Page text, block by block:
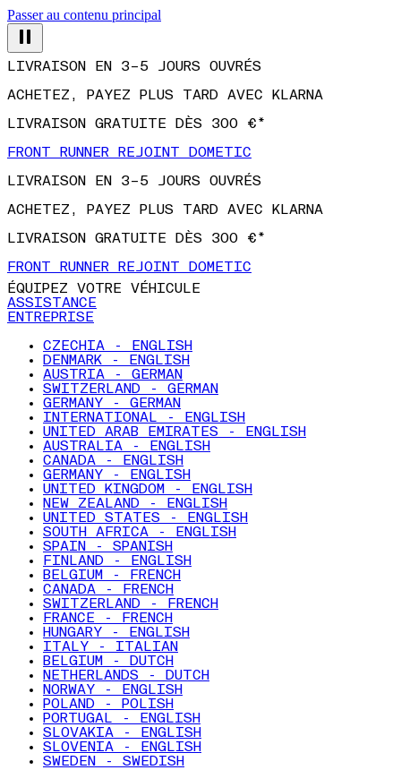
Passer au contenu principal
ACHETEZ, PAYEZ PLUS TARD AVEC KLARNA
LIVRAISON GRATUITE DÈS 300 €*
FRONT RUNNER REJOINT DOMETIC
LIVRAISON EN 3–5 JOURS OUVRÉS
ACHETEZ, PAYEZ PLUS TARD AVEC KLARNA
LIVRAISON GRATUITE DÈS 300 €*
FRONT RUNNER REJOINT DOMETIC
ÉQUIPEZ VOTRE VÉHICULE
ASSISTANCE
ENTREPRISE
CZECHIA - ENGLISH
DENMARK - ENGLISH
AUSTRIA - GERMAN
SWITZERLAND - GERMAN
GERMANY - GERMAN
INTERNATIONAL - ENGLISH
UNITED ARAB EMIRATES - ENGLISH
AUSTRALIA - ENGLISH
CANADA - ENGLISH
GERMANY - ENGLISH
UNITED KINGDOM - ENGLISH
NEW ZEALAND - ENGLISH
UNITED STATES - ENGLISH
SOUTH AFRICA - ENGLISH
SPAIN - SPANISH
FINLAND - ENGLISH
BELGIUM - FRENCH
CANADA - FRENCH
SWITZERLAND - FRENCH
FRANCE - FRENCH
HUNGARY - ENGLISH
ITALY - ITALIAN
BELGIUM - DUTCH
NETHERLANDS - DUTCH
NORWAY - ENGLISH
POLAND - POLISH
PORTUGAL - ENGLISH
SLOVAKIA - ENGLISH
SLOVENIA - ENGLISH
SWEDEN - SWEDISH